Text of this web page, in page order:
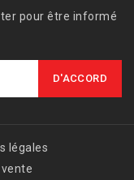
pour être informé
légales